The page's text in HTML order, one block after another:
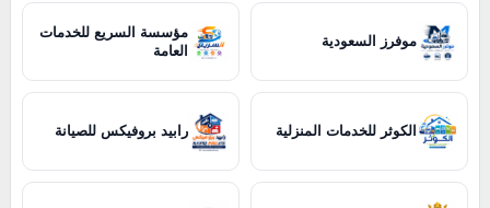
موفرز السعودية
مؤسسة السريع للخدمات
العامة
الكوثر للخدمات المنزلية رابيد بروفيكس للصيانة